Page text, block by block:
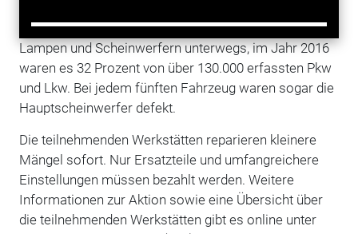
rund ein Drittel aller Autofahrer mit mangelhaften
Lampen und Scheinwerfern unterwegs, im Jahr 2016
waren es 32 Prozent von über 130.000 erfassten Pkw
und Lkw. Bei jedem fünften Fahrzeug waren sogar die
Hauptscheinwerfer defekt.
Die teilnehmenden Werkstätten reparieren kleinere
Mängel sofort. Nur Ersatzteile und umfangreichere
Einstellungen müssen bezahlt werden. Weitere
Informationen zur Aktion sowie eine Übersicht über
die teilnehmenden Werkstätten gibt es online unter